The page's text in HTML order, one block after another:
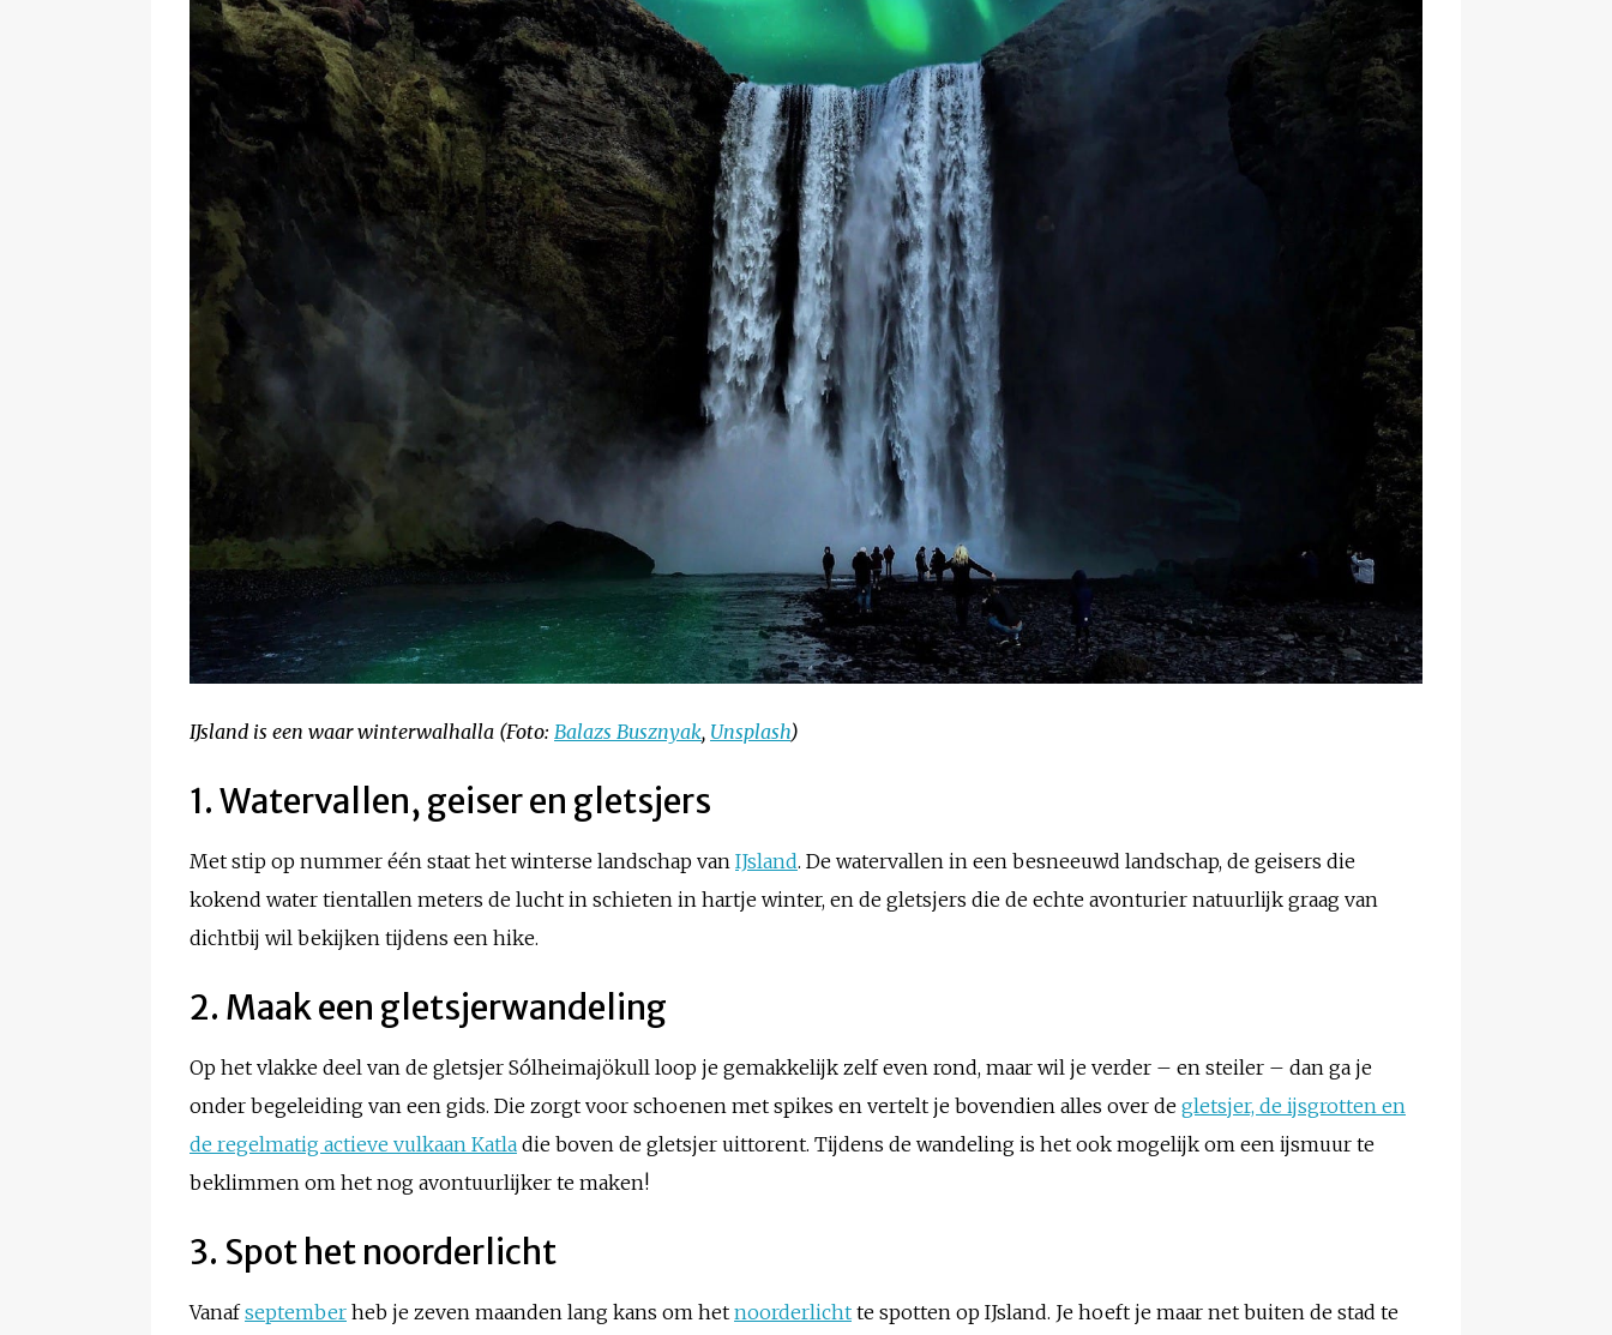
IJsland is een waar winterwalhalla (Foto: Balazs Busznyak, Unsplash)
1. Watervallen, geiser en gletsjers
Met stip op nummer één staat het winterse landschap van IJsland. De watervallen in een besneeuwd landschap, de geisers die
kokend water tientallen meters de lucht in schieten in hartje winter, en de gletsjers die de echte avonturier natuurlijk graag van
dichtbij wil bekijken tijdens een hike.
2. Maak een gletsjerwandeling
Op het vlakke deel van de gletsjer Sólheimajökull loop je gemakkelijk zelf even rond, maar wil je verder – en steiler – dan ga je
onder begeleiding van een gids. Die zorgt voor schoenen met spikes en vertelt je bovendien alles over de gletsjer, de ijsgrotten en
de regelmatig actieve vulkaan Katla die boven de gletsjer uittorent. Tijdens de wandeling is het ook mogelijk om een ijsmuur te
beklimmen om het nog avontuurlijker te maken!
3. Spot het noorderlicht
Vanafseptember heb je zeven maanden lang kans om het noorderlicht te spotten op IJsland. Je hoeft je maar net buiten de stad te